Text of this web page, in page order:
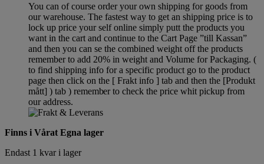
You can of course order your own shipping for goods from
our warehouse. The fastest way to get an shipping price is to
lock up price your self online simply putt the products you
want in the cart and continue to the Cart Page ”till Kassan”
and then you can se the combined weight off the products
remember to add 20% in weight and Volume for Packaging. (
to find shipping info for a specific product go to the product
page then click on the [ Frakt info ] tab and then the [Produkt
mått] ) tab ) rememberto check the price whit pickup from
our address.
Finns i Vårat Egna lager
Endast 1 kvar i lager